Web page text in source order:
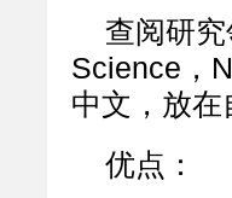
查阅研
Science，
中文，放
优点：